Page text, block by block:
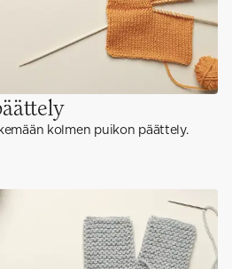
kolmen puikon päättely.